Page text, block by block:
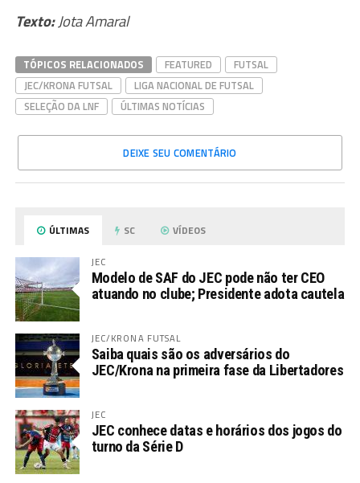
Texto:Jota Amaral
TÓPICOS RELACIONADOS FEATURED
FUTSAL
JEC/KRONA FUTSAL
LIGA NACIONAL DE FUTSAL
SELEÇÃO DA LNF
ÚLTIMAS NOTÍCIAS
DEIXE SEU COMENTÁRIO
ÚLTIMAS SC VÍDEOS
JEC
Modelo de SAF do JEC pode não ter CEO
atuando no clube; Presidente adota cautela
JEC/KRONA FUTSAL
Saiba quais são os adversários do
JEC/Krona na primeira fase da Libertadores
JEC
JEC conhece datas e horários dos jogos do
turno da Série D